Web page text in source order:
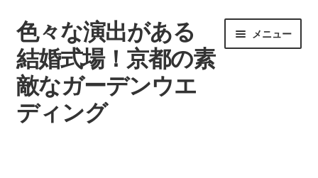
ナ
ビ
ゲ
ー
シ
ョ
コ
ン
テ
ン
ツ
へ
色々な演出がある
結婚式場！京都の素
敵なガーデンウエ
ディング
メニュー